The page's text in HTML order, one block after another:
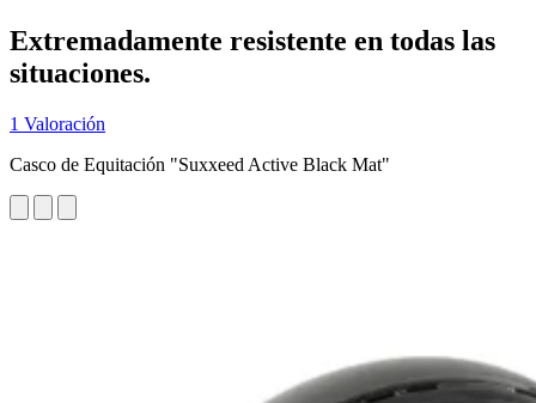
Extremadamente resistente en todas las
situaciones.
1 Valoración
Casco de Equitación "Suxxeed Active Black Mat"